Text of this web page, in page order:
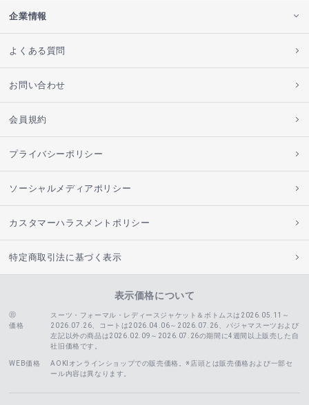
企業情報
よくある質問
お問い合わせ
会員規約
プライバシーポリシー
ソーシャルメディアポリシー
カスタマーハラスメントポリシー
特定商取引法に基づく表示
表示価格について
価格
スーツ・フォーマル・レディースジャケット＆ボトムスは2026.05.11～
2026.07.26、コートは2026.04.06～2026.07.26、
パジャマスーツおよび
左記以外の商品は2026.02.09～2026.07.26の期間に4週間以上販売した自
社旧価格です。
WEB価格
AOKIオンラインショップでの販売価格。※店頭とは販売価格および一部セ
ール内容は異なります。